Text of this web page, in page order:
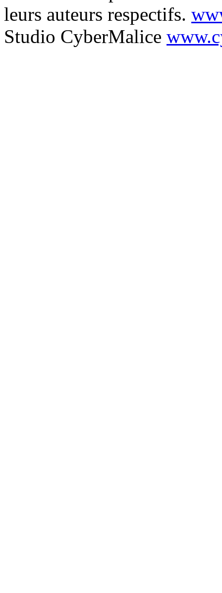
leurs auteurs respectifs.
Studio CyberMalice